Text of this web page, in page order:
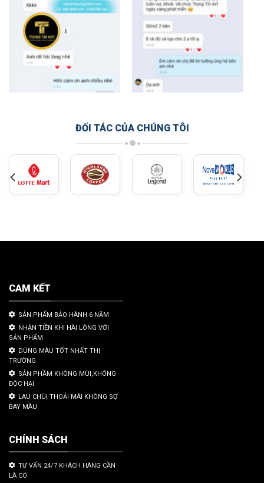
ĐỐI TÁC CỦA CHÚNG TÔI
CAM KẾT
SẢN PHẨM BẢO HÀNH 6 NĂM
NHẬN TIỀN KHI HÀI LÒNG VỚI
SẢN PHẨM
DÙNG MÀU TỐT NHẤT THỊ
TRƯỜNG
SẢN PHẦM KHÔNG MÙI,KHÔNG
ĐỘC HẠI
LAU CHÙI THOẢI MÁI KHÔNG SỢ
BAY MÀU
CHÍNH SÁCH
TƯ VẤN 24/7 KHÁCH HÀNG CẦN
LÀ CÓ